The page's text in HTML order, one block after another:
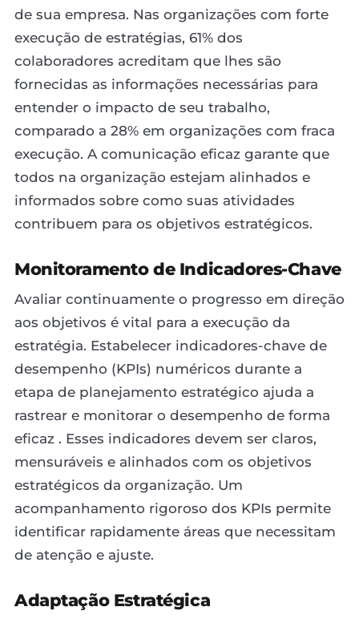
de sua empresa. Nas organizações com forte
execução de estratégias, 61% dos
colaboradores acreditam que lhes são
fornecidas as informações necessárias para
entender o impacto de seu trabalho,
comparado a 28% em organizações com fraca
execução. A comunicação eficaz garante que
todos na organização estejam alinhados e
informados sobre como suas atividades
contribuem para os objetivos estratégicos.
Monitoramento de Indicadores-Chave
Avaliar continuamente o progresso em direção
aos objetivos é vital para a execução da
estratégia. Estabelecer indicadores-chave de
desempenho (KPIs) numéricos durante a
etapa de planejamento estratégico ajuda a
rastrear e monitorar o desempenho de forma
eficaz . Esses indicadores devem ser claros,
mensuráveis e alinhados com os objetivos
estratégicos da organização. Um
acompanhamento rigoroso dos KPIs permite
identificar rapidamente áreas que necessitam
de atenção e ajuste.
Adaptação Estratégica